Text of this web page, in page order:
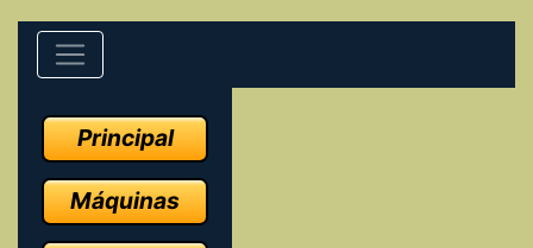
Principal
Máquinas